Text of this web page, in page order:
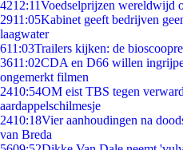
4212:11Voedselprijzen wereldwijd
2911:05Kabinet geeft bedrijven
laagwater
611:03Trailers kijken: de
3611:02CDA en D66 willen
ongemerkt filmen
2410:54OM eist TBS tegen
aardappelschilmesje
2410:18Vier aanhoudingen na
van Breda